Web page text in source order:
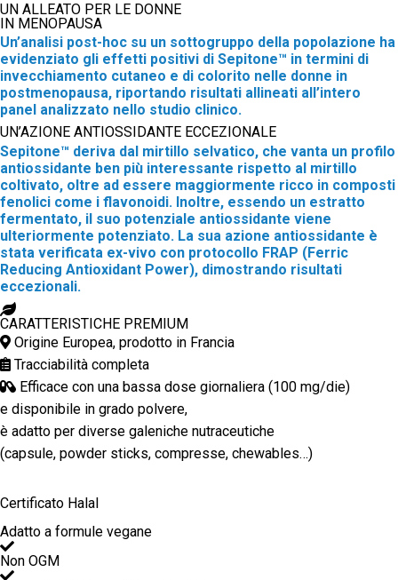
UN ALLEATO PER LE DONNE
IN MENOPAUSA
Un’analisi post-hoc su un sottogruppo della popolazione ha
evidenziato gli effetti positivi di Sepitone™ in termini di
invecchiamento cutaneo e di colorito nelle donne in
postmenopausa, riportando risultati allineati all’intero
panel analizzato nello studio clinico.
UN’AZIONE ANTIOSSIDANTE ECCEZIONALE
Sepitone™ deriva dal mirtillo selvatico, che vanta un profilo
antiossidante ben più interessante rispetto al mirtillo
coltivato, oltre ad essere maggiormente ricco in composti
fenolici come i flavonoidi. Inoltre, essendo un estratto
fermentato, il suo potenziale antiossidante viene
ulteriormente potenziato. La sua azione antiossidante è
stata verificata ex-vivo con protocollo FRAP (Ferric
Reducing Antioxidant Power), dimostrando risultati
eccezionali.
CARATTERISTICHE PREMIUM
Origine Europea, prodotto in Francia
Tracciabilità completa
Efficace con una bassa dose giornaliera (100 mg/die)
e disponibile in grado polvere,
è adatto per diverse galeniche nutraceutiche
(capsule, powder sticks, compresse, chewables…)
Certificato Halal
Adatto a formule vegane
Non OGM